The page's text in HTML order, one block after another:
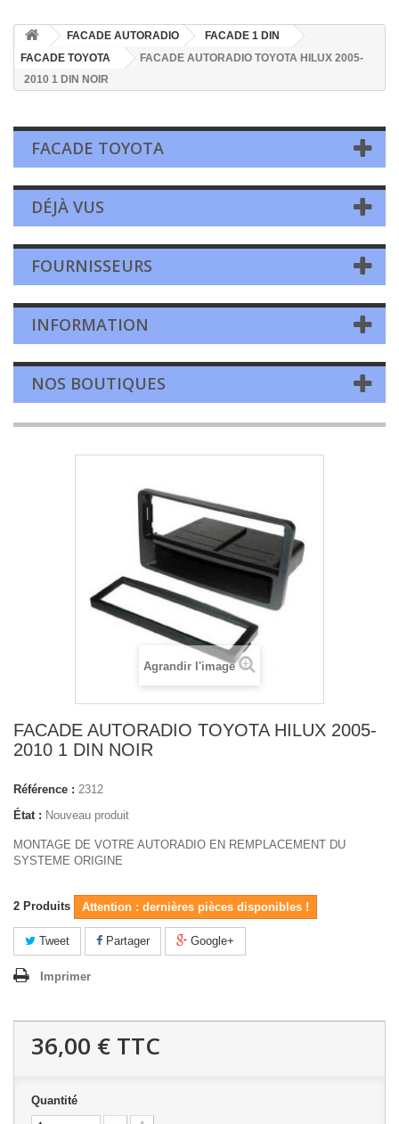
FACADE AUTORADIO
FACADE 1 DIN
FACADE TOYOTA
FACADE AUTORADIO TOYOTA HILUX 2005-
2010 1 DIN NOIR
FACADE TOYOTA
DÉJÀ VUS
FOURNISSEURS
INFORMATION
NOS BOUTIQUES
Agrandir l'image
FACADE AUTORADIO TOYOTA HILUX 2005-
2010 1 DIN NOIR
Référence : 2312
État : Nouveau produit
MONTAGE DE VOTRE AUTORADIO EN REMPLACEMENT DU
SYSTEME ORIGINE
2 Produits Attention : dernières pièces disponibles !
Tweet Partager Google+
Imprimer
36,00 € TTC
Quantité